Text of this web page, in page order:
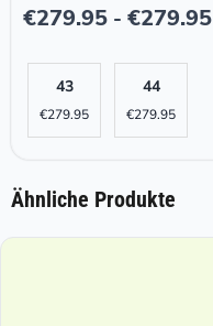
€279.95 - €279.95
43
€279.95
44
€279.95
Ähnliche Produkte